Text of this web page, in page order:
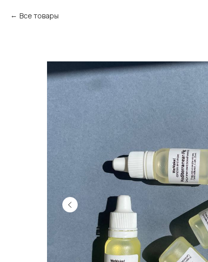
Все товары